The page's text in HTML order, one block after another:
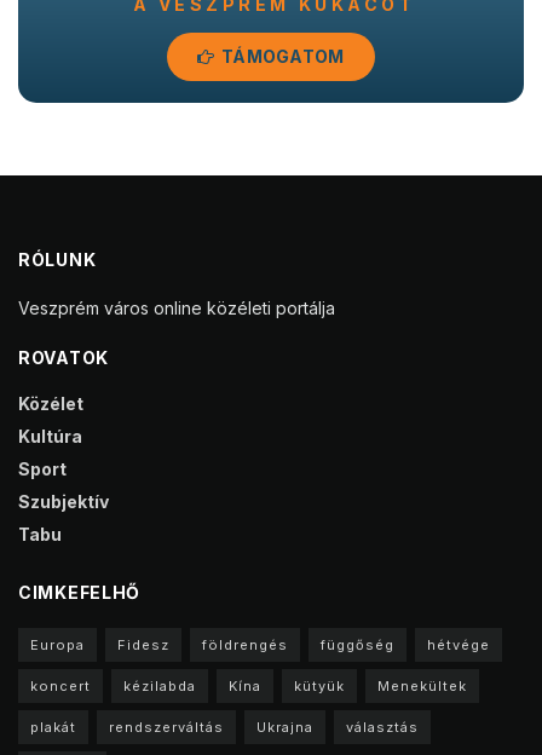
A VESZPRÉM KUKACOT
TÁMOGATOM
RÓLUNK
Veszprém város online közéleti portálja
ROVATOK
Közélet
Kultúra
Sport
Szubjektív
Tabu
CIMKEFELHŐ
Europa Fidesz földrengés függőség hétvége
koncert kézilabda Kína kütyük Menekültek
plakát rendszerváltás Ukrajna választás